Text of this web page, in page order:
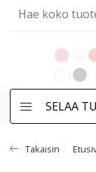
SELAA
Takaisin